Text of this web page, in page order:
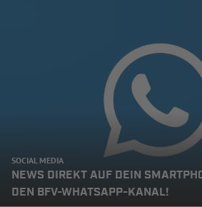
SOCIAL MEDIA
NEWS DIREKT AUF DEIN
DEN BFV-WHATSAPP-KANAL!